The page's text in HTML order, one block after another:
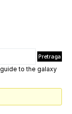
to the galaxy